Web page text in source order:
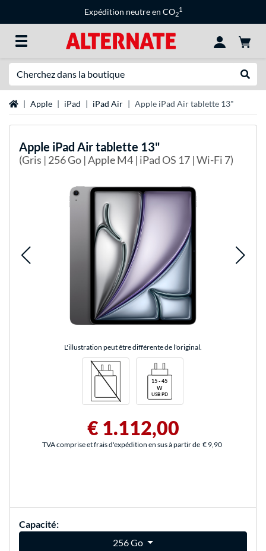
Expédition neutre en CO2
1
Page d'accueil
Apple iPad iPad Air Apple iPad Air tablette 13"
Apple iPad Air tablette 13"
(Gris | 256 Go | Apple M4 | iPad OS 17 | Wi-Fi 7)
L'illustration peut être différente de l'original.
€ 1.112,00
TVA comprise et frais d'expédition en sus à partir de € 9,90
Capacité:
256 Go